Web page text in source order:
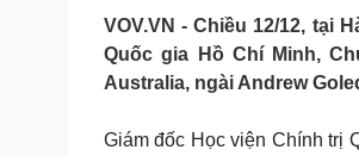
Pháp luật
Vụ án
Tin nóng
Tư vấn luật
VOV.VN - Chiều 12/12, tại
Quốc gia Hồ Chí Minh,
Australia, ngài Andrew
Giám đốc Học viện Chính trị